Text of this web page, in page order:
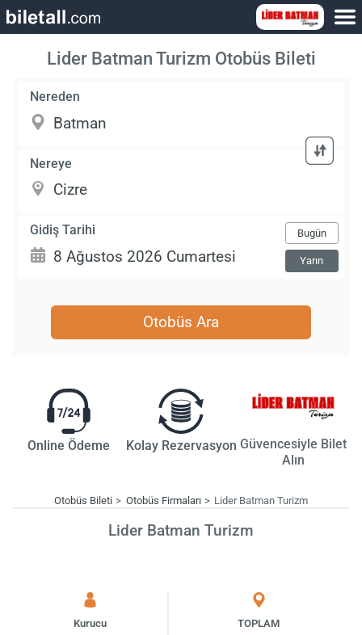
Lider Batman Turizm Otobüs Bileti
Nereden
Nereye
Gidiş Tarihi Bugün
Yarın
Otobüs Ara
Online Ödeme Kolay Rezervasyon Güvencesiyle Bilet
Alın
Otobüs Bileti Otobüs Firmaları Lider Batman Turizm
Lider Batman Turizm
Kurucu TOPLAM